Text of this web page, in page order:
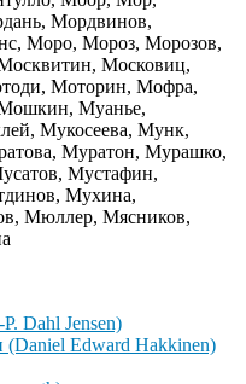
Мордвинов,
Моро, Мороз, Морозов,
Московиц,
Моторин, Мофра,
Муанье,
Мукосеева, Мунк,
Муратон, Мурашко,
Мустафин,
Мухина,
Мюллер, Мясников,
Dahl Jensen)
Edward Hakkinen)